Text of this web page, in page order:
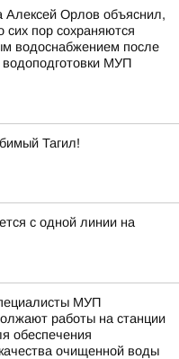
Алексей Орлов объяснил,
сих пор сохраняются
водоснабжением после
МУП
Тагил!
с одной линии на
МУП
работы на станции
обеспечения
очищенной воды